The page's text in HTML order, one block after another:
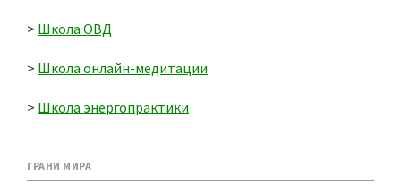
> Школа ОВД
> Школа онлайн-медитации
> Школа энергопрактики
ГРАНИ МИРА